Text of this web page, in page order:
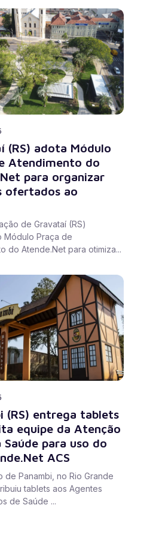
(RS) adota Módulo
Atendimento do
para organizar
ofertados ao
de Gravataí (RS)
Módulo Praça de
do Atende.Net para otimiza...
(RS) entrega tablets
equipe da Atenção
Saúde para uso do
ACS
de Panambi, no Rio Grande
tablets aos Agentes
de Saúde ...